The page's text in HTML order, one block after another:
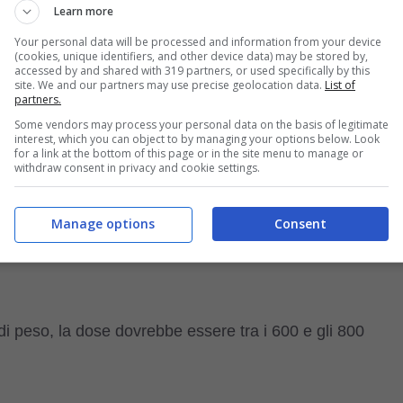
le ossa e i legamenti in fase di sviluppo potrebbero
quantificare la giusta dose di esercizio fisico
di ciboraccomandata di solito è di 4 o 5
peso, la dose dovrebbe essere tra i 600 e gli 800
Learn more
Your personal data will be processed and information from your device
(cookies, unique identifiers, and other device data) may be stored by,
accessed by and shared with 319 partners, or used specifically by this
site. We and our partners may use precise geolocation data. List of
partners.
Some vendors may process your personal data on the basis of legitimate
interest, which you can object to by managing your options below. Look
for a link at the bottom of this page or in the site menu to manage or
withdraw consent in privacy and cookie settings.
Consent
Manage options